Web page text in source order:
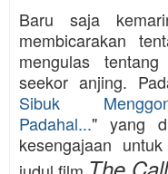
Baru saja
membicarakan
mengulas
seekor anjing.
Sibuk
Padahal..." yang
kesengajaan